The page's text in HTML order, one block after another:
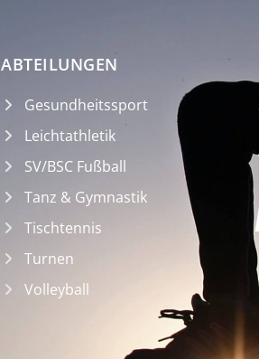
ABTEILUNGEN
Gesundheitssport
Leichtathletik
SV/BSC Fußball
Tanz & Gymnastik
Tischtennis
Turnen
Volleyball